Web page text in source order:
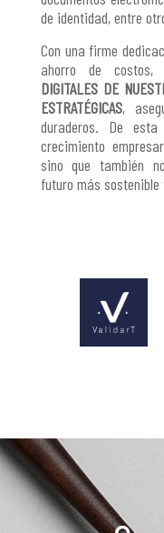
de identidad, entre
Con una firme
ahorro de costos,
DIGITALES DE
ESTRATÉGICAS,
duraderos. De
crecimiento
sino que también
futuro más